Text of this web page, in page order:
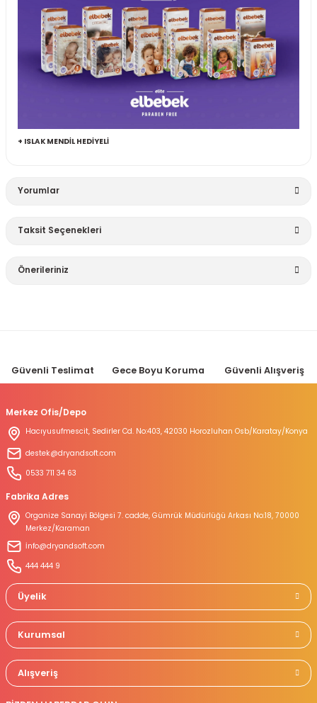
+ ISLAK MENDİL HEDİYELİ
Yorumlar
Taksit Seçenekleri
Önerileriniz
Ürün resmi kalitesiz, bozuk veya görüntülenemiyor.
Ürün açıklamasında eksik bilgiler bulunuyor.
Güvenli Teslimat Gece Boyu Koruma Güvenli Alışveriş
Merkez Ofis/Depo
Hacıyusufmescit, Sedirler Cd. No:403, 42030 Horozluhan Osb/Karatay/Konya
destek@dryandsoft.com
0533 711 34 63
Fabrika Adres
Organize Sanayi Bölgesi 7. cadde, Gümrük Müdürlüğü Arkası No:18, 70000
Merkez/Karaman
İnfo@dryandsoft.com
444 444 9
Üyelik
Kurumsal
Alışveriş